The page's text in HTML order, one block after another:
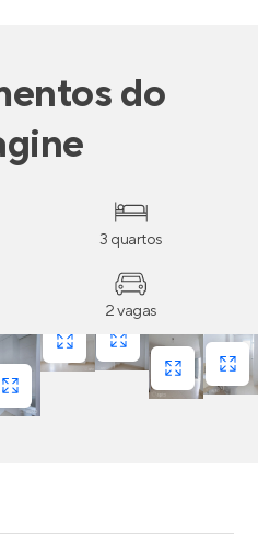
do
3 quartos
2 vagas